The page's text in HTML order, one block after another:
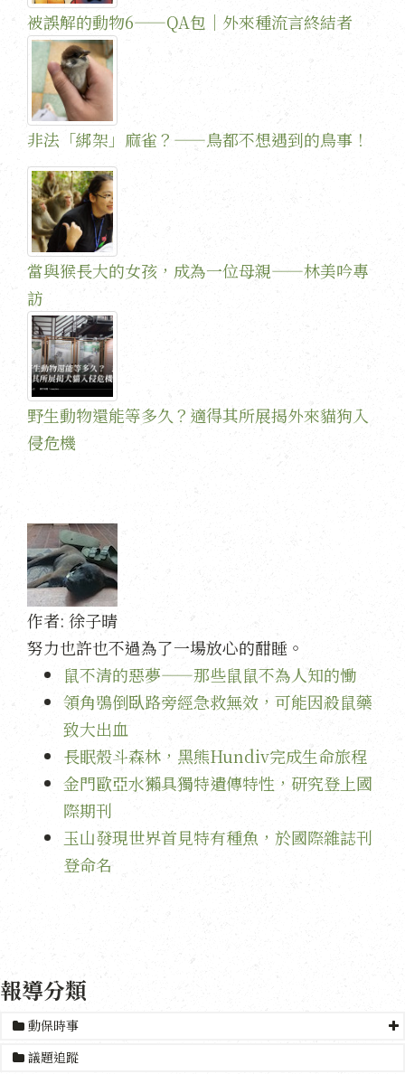
被誤解的動物6——QA包｜外來種流言終結者
非法「綁架」麻雀？——鳥都不想遇到的鳥事！
當與猴長大的女孩，成為一位母親——林美吟專
訪
野生動物還能等多久？適得其所展揭外來貓狗入
侵危機
作者: 徐子晴
努力也許也不過為了一場放心的酣睡。
鼠不清的惡夢——那些鼠鼠不為人知的慟
領角鴞倒臥路旁經急救無效，可能因殺鼠藥
致大出血
長眠殼斗森林，黑熊Hundiv完成生命旅程
金門歐亞水獺具獨特遺傳特性，研究登上國
際期刊
玉山發現世界首見特有種魚，於國際雜誌刊
登命名
報導分類
動保時事
議題追蹤